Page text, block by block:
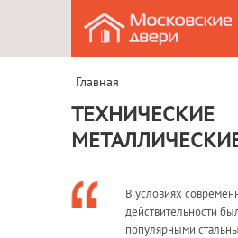
Главная
ТЕХНИЧЕСКИЕ
В условиях
действительности
популярными